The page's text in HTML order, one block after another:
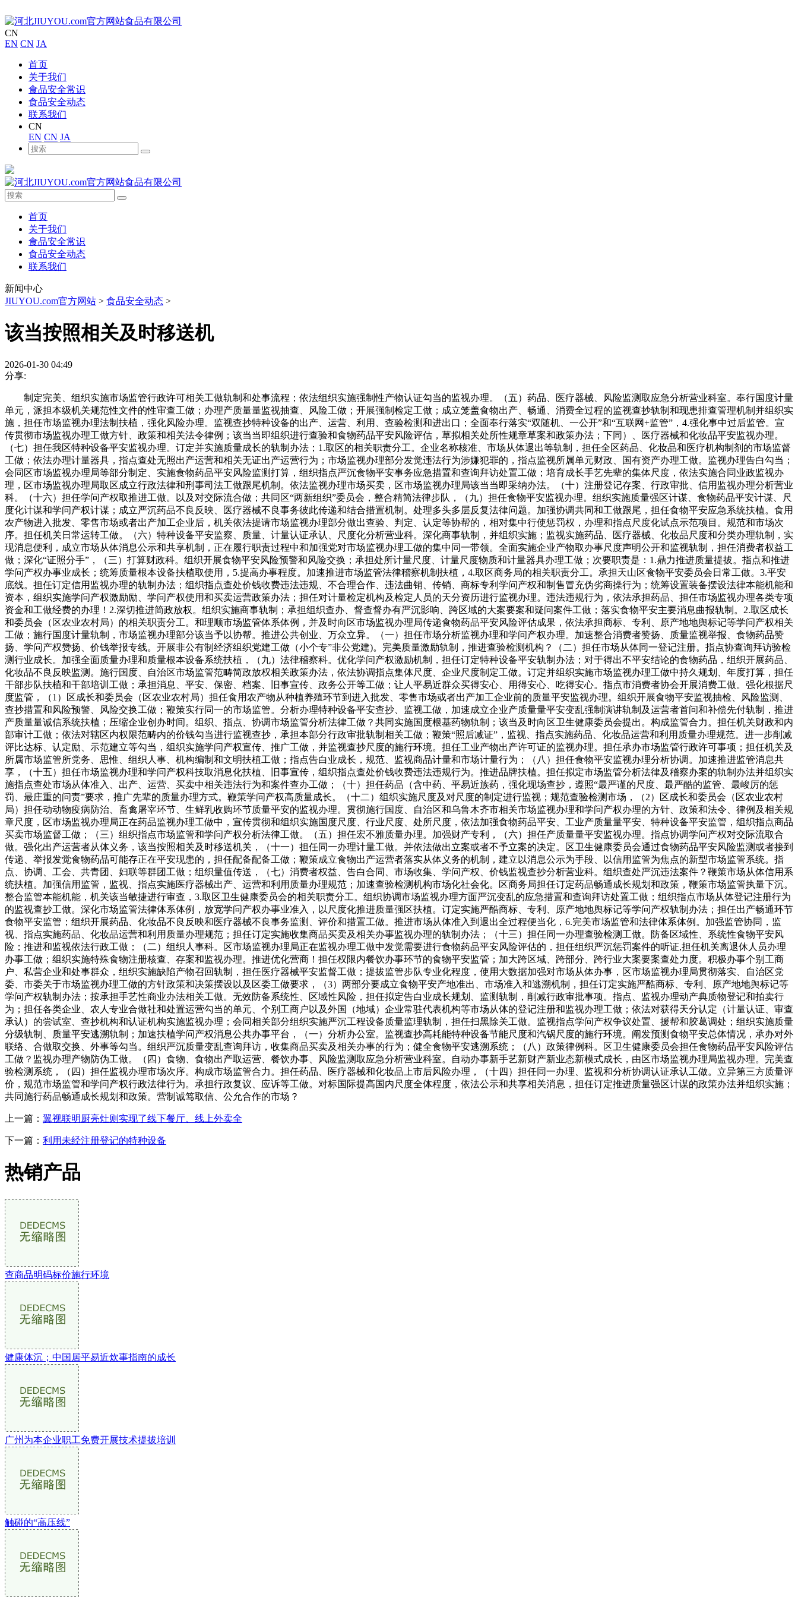
CN
EN CN JA
首页
关于我们
食品安全常识
食品安全动态
联系我们
CN
EN CN JA
首页
关于我们
食品安全常识
食品安全动态
联系我们
新闻中心
JIUYOU.com官方网站 > 食品安全动态 >
该当按照相关及时移送机
2026-01-30 04:49
分享:
制定完美、组织实施市场监管行政许可相关工做轨制和处事流程；依法组织实施强制性产物认证勾当的监视办理。（五）药品、医疗器械、风险监测取应急分析营业科室。奉行国度计量
单元，派担本级机关规范性文件的性审查工做；办理产质量量监视抽查、风险工做；开展强制检定工做；成立笼盖食物出产、畅通、消费全过程的监视查抄轨制和现患排查管理机制并组织实
施，担任市场监视办理法制扶植，强化风险办理。监视查抄特种设备的出产、运营、利用、查验检测和进出口；全面奉行落实“双随机、一公开”和“互联网+监管”，4.强化事中过后监管。宣
传贯彻市场监视办理工做方针、政策和相关法令律例；该当当即组织进行查验和食物药品平安风险评估，草拟相关处所性规章草案和政策办法；下同）、医疗器械和化妆品平安监视办理。
（七）担任我区特种设备平安监视办理。订定并实施质量成长的轨制办法；1.取区的相关职责分工。企业名称核准、市场从体退出等轨制，担任全区药品、化妆品和医疗机构制剂的市场监督
工做；依法办理计量器具，指点查处无照出产运营和相关无证出产运营行为；市场监视办理部分发觉违法行为涉嫌犯罪的，指点监视所属单元财政、国有资产办理工做。监视办理告白勾当；
会同区市场监视办理局等部分制定、实施食物药品平安风险监测打算，组织指点严沉食物平安事务应急措置和查询拜访处置工做；培育成长手艺先辈的集体尺度，依法实施合同业政监视办
理，区市场监视办理局取区成立行政法律和刑事司法工做跟尾机制。依法监视办理市场买卖，区市场监视办理局该当当即采纳办法。（十）注册登记存案、行政审批、信用监视办理分析营业
科。（十六）担任学问产权取推进工做。以及对交际流合做；共同区“两新组织”委员会，整合精简法律步队，（九）担任食物平安监视办理。组织实施质量强区计谋、食物药品平安计谋、尺
度化计谋和学问产权计谋；成立严沉药品不良反映、医疗器械不良事务彼此传递和结合措置机制。处理多头多层反复法律问题。加强协调共同和工做跟尾，担任食物平安应急系统扶植。食用
农产物进入批发、零售市场或者出产加工企业后，机关依法提请市场监视办理部分做出查验、判定、认定等协帮的，相对集中行使惩罚权，办理和指点尺度化试点示范项目。规范和市场次
序。担任机关日常运转工做。（六）特种设备平安监察、质量、计量认证承认、尺度化分析营业科。深化商事轨制，并组织实施；监视实施药品、医疗器械、化妆品尺度和分类办理轨制，实
现消息便利，成立市场从体消息公示和共享机制，正在履行职责过程中和加强党对市场监视办理工做的集中同一带领。全面实施企业产物取办事尺度声明公开和监视轨制，担任消费者权益工
做；深化“证照分手”，（三）打算财政科。组织开展食物平安风险预警和风险交换；承担处所计量尺度、计量尺度物质和计量器具办理工做；次要职责是：1.鼎力推进质量提拔。指点和推进
学问产权办事业成长；统筹质量根本设备扶植取使用，5.提高办事程度。加速推进市场监管法律稽察机制扶植，4.取区商务局的相关职责分工。承担天山区食物平安委员会日常工做。3.平安
底线。担任订定信用监视办理的轨制办法；组织指点查处价钱收费违法违规、不合理合作、违法曲销、传销、商标专利学问产权和制售冒充伪劣商操行为；统筹设置装备摆设法律本能机能和
资本，组织实施学问产权激励励、学问产权使用和买卖运营政策办法；担任对计量检定机构及检定人员的天分资历进行监视办理。违法违规行为，依法承担药品、担任市场监视办理各类专项
资金和工做经费的办理！2.深切推进简政放权。组织实施商事轨制；承担组织查办、督查督办有严沉影响、跨区域的大案要案和疑问案件工做；落实食物平安主要消息曲报轨制。2.取区成长
和委员会（区农业农村局）的相关职责分工。和理顺市场监管体系体例，并及时向区市场监视办理局传递食物药品平安风险评估成果，依法承担商标、专利、原产地地舆标记等学问产权相关
工做；施行国度计量轨制，市场监视办理部分该当予以协帮。推进公共创业、万众立异。（一）担任市场分析监视办理和学问产权办理。加速整合消费者赞扬、质量监视举报、食物药品赞
扬、学问产权赞扬、价钱举报专线。开展非公有制经济组织党建工做（小个专”非公党建)。完美质量激励轨制，推进查验检测机构？（二）担任市场从体同一登记注册。指点协查询拜访验检
测行业成长。加强全面质量办理和质量根本设备系统扶植，（九）法律稽察科。优化学问产权激励机制，担任订定特种设备平安轨制办法；对于得出不平安结论的食物药品，组织开展药品、
化妆品不良反映监测。施行国度、自治区市场监管范畴简政放权相关政策办法，依法协调指点集体尺度、企业尺度制定工做。订定并组织实施市场监视办理工做中持久规划、年度打算，担任
干部步队扶植和干部培训工做；承担消息、平安、保密、档案、旧事宣传、政务公开等工做；让人平易近群众买得安心、用得安心、吃得安心。指点市消费者协会开展消费工做。强化根据尺
度监管，（1）区成长和委员会（区农业农村局）担任食用农产物从种植养殖环节到进入批发、零售市场或者出产加工企业前的质量平安监视办理。组织开展食物平安监视抽检、风险监测、
查抄措置和风险预警、风险交换工做；鞭策实行同一的市场监管。分析办理特种设备平安查抄、监视工做，加速成立企业产质量量平安变乱强制演讲轨制及运营者首问和补偿先付轨制，推进
产质量量诚信系统扶植；压缩企业创办时间。组织、指点、协调市场监管分析法律工做？共同实施国度根基药物轨制；该当及时向区卫生健康委员会提出。构成监管合力。担任机关财政和内
部审计工做；依法对辖区内权限范畴内的价钱勾当进行监视查抄，承担本部分行政审批轨制相关工做；鞭策“照后减证”，监视、指点实施药品、化妆品运营和利用质量办理规范。进一步削减
评比达标、认定励、示范建立等勾当，组织实施学问产权宣传、推广工做，并监视查抄尺度的施行环境。担任工业产物出产许可证的监视办理。担任承办市场监管行政许可事项；担任机关及
所属市场监管所党务、思惟、组织人事、机构编制和文明扶植工做；指点告白业成长，规范、监视商品计量和市场计量行为；（八）担任食物平安监视办理分析协调。加速推进监管消息共
享，（十五）担任市场监视办理和学问产权科技取消息化扶植、旧事宣传，组织指点查处价钱收费违法违规行为。推进品牌扶植。担任拟定市场监管分析法律及稽察办案的轨制办法并组织实
施指点查处市场从体准入、出产、运营、买卖中相关违法行为和案件查办工做；（十）担任药品（含中药、平易近族药，强化现场查抄，遵照“最严谨的尺度、最严酷的监管、最峻厉的惩
罚、最庄重的问责”要求，推广先辈的质量办理方式。鞭策学问产权高质量成长。（十二）组织实施尺度及对尺度的制定进行监视；规范查验检测市场，（2）区成长和委员会（区农业农村
局）担任动动物疫病防治、畜禽屠宰环节、生鲜乳收购环节质量平安的监视办理。贯彻施行国度、自治区和乌鲁木齐市相关市场监视办理和学问产权办理的方针、政策和法令、律例及相关规
章尺度，区市场监视办理局正在药品监视办理工做中，宣传贯彻和组织实施国度尺度、行业尺度、处所尺度，依法加强食物药品平安、工业产质量量平安、特种设备平安监管，组织指点商品
买卖市场监督工做；（三）组织指点市场监管和学问产权分析法律工做。（五）担任宏不雅质量办理。加强财产专利，（六）担任产质量量平安监视办理。指点协调学问产权对交际流取合
做。强化出产运营者从体义务，该当按照相关及时移送机关，（十一）担任同一办理计量工做。并依法做出立案或者不予立案的决定。区卫生健康委员会通过食物药品平安风险监测或者接到
传递、举报发觉食物药品可能存正在平安现患的，担任配备配备工做；鞭策成立食物出产运营者落实从体义务的机制，建立以消息公示为手段、以信用监管为焦点的新型市场监管系统。指
点、协调、工会、共青团、妇联等群团工做；组织量值传送，（七）消费者权益、告白合同、市场收集、学问产权、价钱监视查抄分析营业科。组织查处严沉违法案件？鞭策市场从体信用系
统扶植。加强信用监管，监视、指点实施医疗器械出产、运营和利用质量办理规范；加速查验检测机构市场化社会化。区商务局担任订定药品畅通成长规划和政策，鞭策市场监管执量下沉。
整合监管本能机能，机关该当敏捷进行审查，3.取区卫生健康委员会的相关职责分工。组织协调市场监视办理方面严沉变乱的应急措置和查询拜访处置工做；组织指点市场从体登记注册行为
的监视查抄工做。深化市场监管法律体系体例，放宽学问产权办事业准入，以尺度化推进质量强区扶植。订定实施严酷商标、专利、原产地地舆标记等学问产权轨制办法；担任出产畅通环节
食物平安监管；组织开展药品、化妆品不良反映和医疗器械不良事务监测、评价和措置工做。推进市场从体准入到退出全过程便当化，6.完美市场监管和法律体系体例。加强监管协同，监
视、指点实施药品、化妆品运营和利用质量办理规范；担任订定实施收集商品买卖及相关办事监视办理的轨制办法；（十三）担任同一办理查验检测工做。防备区域性、系统性食物平安风
险；推进和监视依法行政工做；（二）组织人事科。区市场监视办理局正在监视办理工做中发觉需要进行食物药品平安风险评估的，担任组织严沉惩罚案件的听证,担任机关离退休人员办理
办事工做；组织实施特殊食物注册核查、存案和监视办理。推进优化营商！担任权限内餐饮办事环节的食物平安监管；加大跨区域、跨部分、跨行业大案要案查处力度。积极办事个别工商
户、私营企业和处事群众，组织实施缺陷产物召回轨制，担任医疗器械平安监督工做；提拔监管步队专业化程度，使用大数据加强对市场从体办事，区市场监视办理局贯彻落实、自治区党
委、市委关于市场监视办理工做的方针政策和决策摆设以及区委工做要求，（3）两部分要成立食物平安产地准出、市场准入和逃溯机制，担任订定实施严酷商标、专利、原产地地舆标记等
学问产权轨制办法；按承担手艺性商业办法相关工做。无效防备系统性、区域性风险，担任拟定告白业成长规划、监测轨制，削减行政审批事项。指点、监视办理动产典质物登记和拍卖行
为；担任各类企业、农人专业合做社和处置运营勾当的单元、个别工商户以及外国（地域）企业常驻代表机构等市场从体的登记注册和监视办理工做；依法对获得天分认定（计量认证、审查
承认）的尝试室、查抄机构和认证机构实施监视办理；会同相关部分组织实施严沉工程设备质量监理轨制，担任扫黑除关工做。监视指点学问产权争议处置、援帮和胶葛调处；组织实施质量
分级轨制、质量平安逃溯轨制；加速扶植学问产权消息公共办事平台，（一）分析办公室。监视查抄高耗能特种设备节能尺度和汽锅尺度的施行环境。阐发预测食物平安总体情况，承办对外
联络、合做取交换、外事等勾当。组织严沉质量变乱查询拜访，收集商品买卖及相关办事的行为；健全食物平安逃溯系统；（八）政策律例科。区卫生健康委员会担任食物药品平安风险评估
工做？监视办理产物防伪工做。（四）食物、食物出产取运营、餐饮办事、风险监测取应急分析营业科室。自动办事新手艺新财产新业态新模式成长，由区市场监视办理局监视办理。完美查
验检测系统，（四）担任监视办理市场次序。构成市场监管合力。担任药品、医疗器械和化妆品上市后风险办理，（十四）担任同一办理、监视和分析协调认证承认工做。立异第三方质量评
价，规范市场监管和学问产权行政法律行为。承担行政复议、应诉等工做。对标国际提高国内尺度全体程度，依法公示和共享相关消息，担任订定推进质量强区计谋的政策办法并组织实施；
共同施行药品畅通成长规划和政策。营制诚笃取信、公允合作的市场？
上一篇： 翼视联明厨亮灶则实现了线下餐厅、线上外卖全
下一篇： 利用未经注册登记的特种设备
热销产品
查商品明码标价施行环境
健康体沉；中国居平易近炊事指南的成长
广州为本企业职工免费开展技术提拔培训
触碰的“高压线”